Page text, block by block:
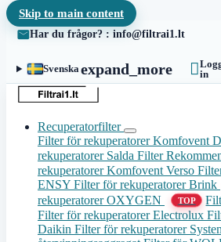
Skip to main content
Har du frågor? : info@filtrai1.lt
Svenskaexpand_more in
Recuperatorfilter
Filter för rekuperatorer Komfovent
rekuperatorer Salda Filter
rekuperatorer Komfovent Verso
ENSY Filter för rekuperatorer Brink
rekuperatorer OXYGEN
TOP
Filter för rekuperatorer Electrolux
Daikin Filter för rekuperatorer